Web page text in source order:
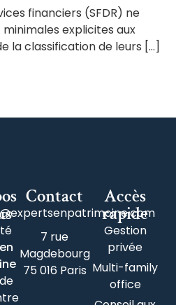
financiers (SFDR) ne
explicites aux
la classification de leurs […]
en
Contact
7 rue
Magdebourg
75 016 Paris
Accès
rapide
Gestion
privée
Multi-family
office